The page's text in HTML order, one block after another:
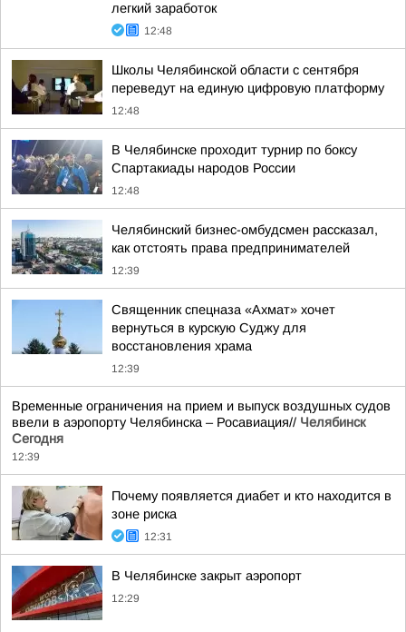
легкий заработок
12:48
Школы Челябинской области с сентября
переведут на единую цифровую платформу
12:48
В Челябинске проходит турнир по боксу
Спартакиады народов России
12:48
Челябинский бизнес-омбудсмен рассказал,
как отстоять права предпринимателей
12:39
Священник спецназа «Ахмат» хочет
вернуться в курскую Суджу для
восстановления храма
12:39
Временные ограничения на прием и выпуск воздушных судов
ввели в аэропорту Челябинска – Росавиация// Челябинск
Сегодня
12:39
Почему появляется диабет и кто находится в
зоне риска
12:31
В Челябинске закрыт аэропорт
12:29